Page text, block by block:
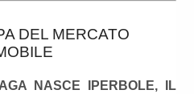
DEL MERCATO
NASCE IPERBOLE, IL